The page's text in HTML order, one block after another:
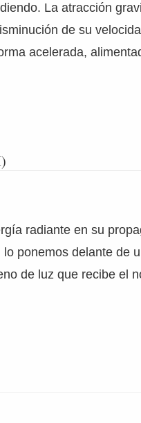
La atracción
de su
acelerada,
radiante en su
ponemos delante de
de luz que recibe el